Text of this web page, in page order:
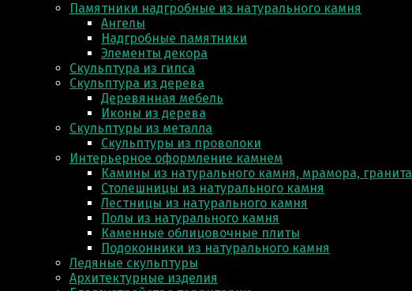
Памятники надгробные из натурального камня
Ангелы
Надгробные памятники
Элементы декора
Скульптура из гипса
Скульптура из деревa
Деревянная мебель
Иконы из дерева
Скульптуры из металла
Скульптуры из проволоки
Интерьерное оформление камнем
Камины из натурального камня, мрамора, гранита
Столешницы из натурального камня
Лестницы из натурального камня
Полы из натурального камня
Каменные облицовочные плиты
Подоконники из натурального камня
Ледяные скульптуры
Архитектурные изделия